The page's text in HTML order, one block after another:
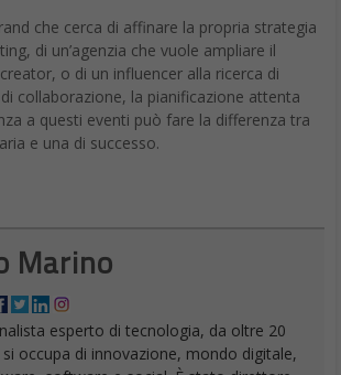
che cerca di affinare la propria strategia
di un’agenzia che vuole ampliare il
o di un influencer alla ricerca di
collaborazione, la pianificazione attenta
a questi eventi può fare la differenza tra
e una di successo.
Marino
esperto di tecnologia, da oltre 20
si occupa di innovazione, mondo digitale,